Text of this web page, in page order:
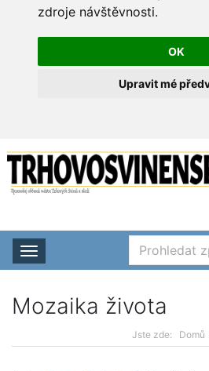
zdroje návštěvnosti.
OK
Upravit mé
Rozbalit nabídku
Mozaika života
Jste zde: Domů